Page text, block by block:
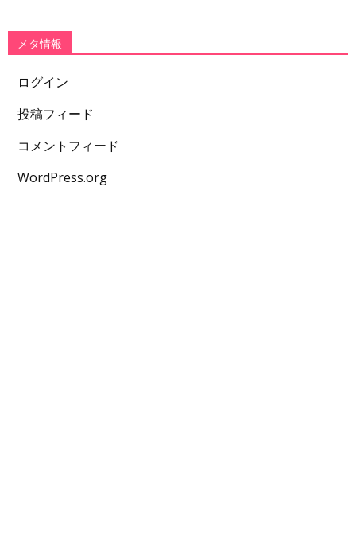
メタ情報
ログイン
投稿フィード
コメントフィード
WordPress.org